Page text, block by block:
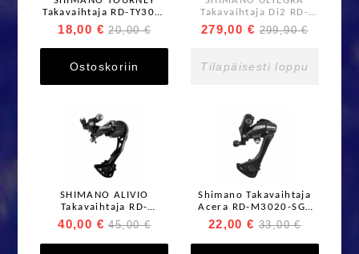
Takavaihtaja RD-TY300-
SGS 7/6-vaihteinen
18,00 € 20,00 €
Ostoskoriin
Takavaihtaja Di2 RD-
R8050-GS 11-
vaihteinen
279,00 € 299,90 €
Tilapäisesti loppu
SHIMANO ALIVIO
Takavaihtaja RD-
M3100-SGS 9-
vaihteinen
40,00 € 45,00 €
Shimano Takavaihtaja
Acera RD-M3020-SGS
Musta 7/8v
22,00 € 33,00 €